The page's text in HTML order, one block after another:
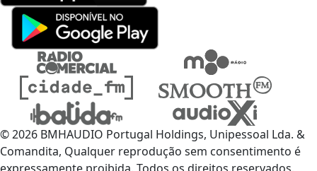
© 2026 BMHAUDIO Portugal Holdings, Unipessoal Lda. &
Comandita, Qualquer reprodução sem consentimento é